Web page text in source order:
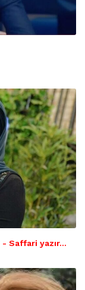
- Saffari yazır…